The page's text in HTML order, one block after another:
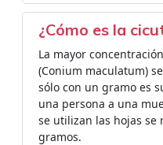
¿Cómo es la
La mayor
(Conium maculatum)
sólo con un gramo es
una persona a una
se utilizan las hojas se
gramos.